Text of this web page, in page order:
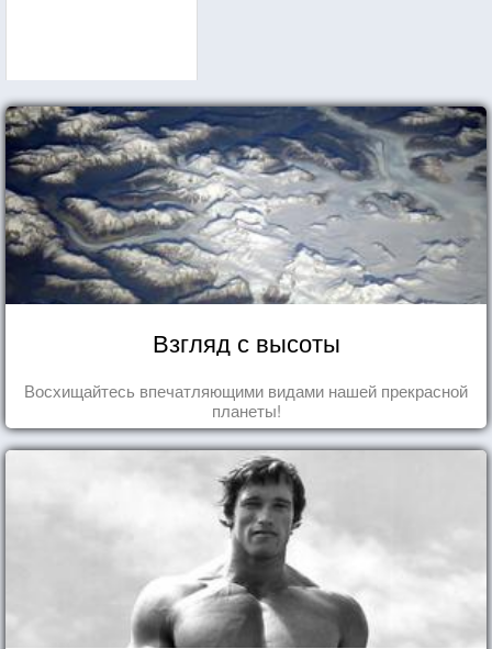
Взгляд с высоты
Восхищайтесь впечатляющими видами нашей прекрасной
планеты!